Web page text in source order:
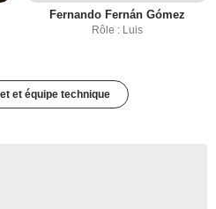
Fernando Fernán Gómez
Rôle : Luis
et équipe technique